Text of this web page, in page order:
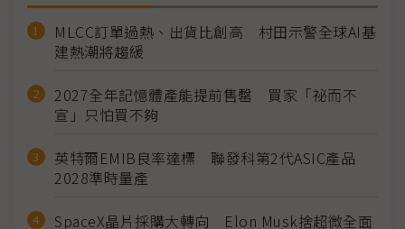
MLCC訂單過熱、出貨比創高 村田示警全球AI基
建熱潮將趨緩
2027全年記憶體產能提前售罄 買家「祕而不
宣」只怕買不夠
英特爾EMIB良率達標 聯發科第2代ASIC產品
2028準時量產
SpaceX晶片採購大轉向 Elon Musk捨超微全面